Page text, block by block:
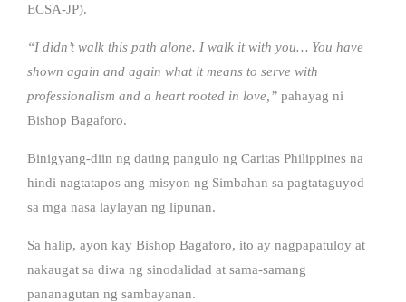
ECSA-JP).
“I didn’t walk this path alone. I walk it with you… You have
shown again and again what it means to serve with
professionalism and a heart rooted in love,” pahayag ni
Bishop Bagaforo.
Binigyang-diin ng dating pangulo ng Caritas Philippines na
hindi nagtatapos ang misyon ng Simbahan sa pagtataguyod
sa mga nasa laylayan ng lipunan.
Sa halip, ayon kay Bishop Bagaforo, ito ay nagpapatuloy at
nakaugat sa diwa ng sinodalidad at sama-samang
pananagutan ng sambayanan.